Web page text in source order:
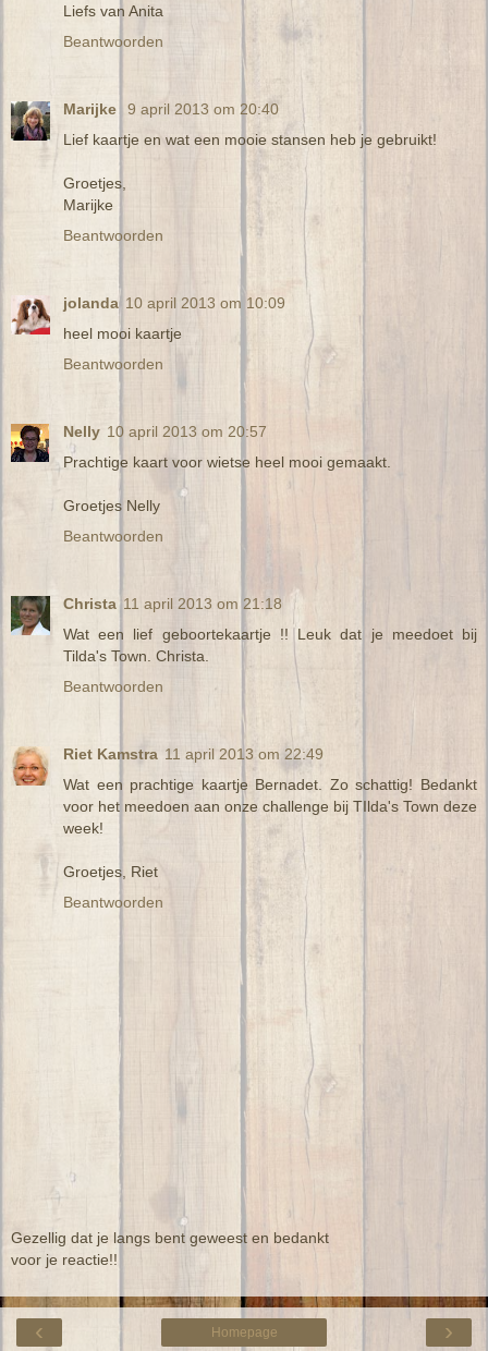
Liefs van Anita
Beantwoorden
Marijke
9 april 2013 om 20:40
Lief kaartje en wat een mooie stansen heb je gebruikt!
Groetjes,
Marijke
Beantwoorden
jolanda 10 april 2013 om 10:09
heel mooi kaartje
Beantwoorden
Nelly 10 april 2013 om 20:57
Prachtige kaart voor wietse heel mooi gemaakt.
Groetjes Nelly
Beantwoorden
Christa 11 april 2013 om 21:18
Wat een lief geboortekaartje !! Leuk dat je meedoet bij
Tilda's Town. Christa.
Beantwoorden
Riet Kamstra 11 april 2013 om 22:49
Wat een prachtige kaartje Bernadet. Zo schattig! Bedankt
voor het meedoen aan onze challenge bij TIlda's Town deze
week!
Groetjes, Riet
Beantwoorden
Gezellig dat je langs bent geweest en bedankt
voor je reactie!!
‹ ›
Homepage